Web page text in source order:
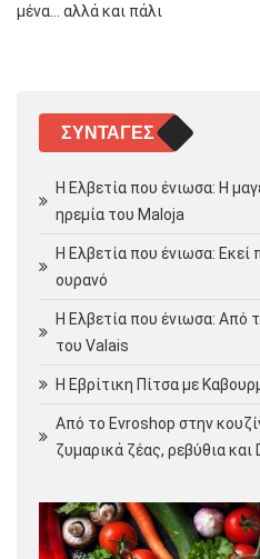
μένα… αλλά και πάλι
ΣΥΝΤΑΓΈΣ
Η Ελβετία που ένιωσα: Η
ηρεμία του Maloja
Η Ελβετία που ένιωσα: Εκεί
ουρανό
Η Ελβετία που ένιωσα: Από
του Valais
Η Εβρίτικη Πίτσα με
Από το Evroshop στην
ζυμαρικά ζέας, ρεβύθια και